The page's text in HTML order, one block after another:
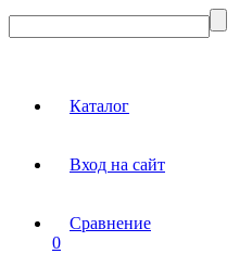
Каталог
Вход на сайт
Сравнение
0